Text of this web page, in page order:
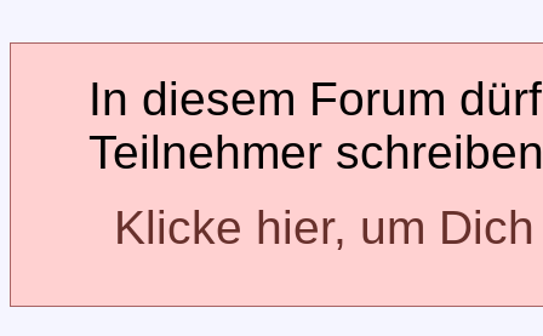
In diesem Forum
Teilnehmer
Klicke hier, um